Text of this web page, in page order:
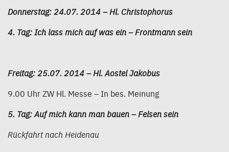
Donnerstag: 24.07. 2014 – Hl. Christophorus
4. Tag: Ich lass mich auf was ein – Frontmann sein
Freitag: 25.07. 2014 – Hl. Aostel Jakobus
9.00 Uhr ZW Hl. Messe – In bes. Meinung
5. Tag: Auf mich kann man bauen – Felsen sein
Rückfahrt nach Heidenau